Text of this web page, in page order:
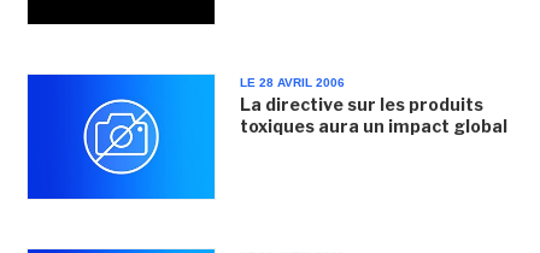
LE 28 AVRIL 2006
La directive sur les produits
toxiques aura un impact global